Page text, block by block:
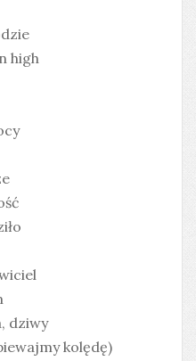
high
dziwy
kolędę)